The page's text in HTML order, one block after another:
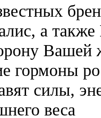
а
Вашей
гормоны
силы,
веса